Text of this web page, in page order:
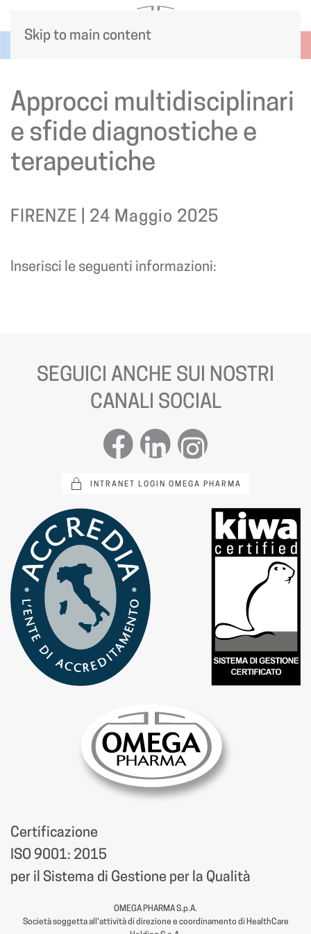
Skip to main content
Approcci multidisciplinari
e sfide diagnostiche e
terapeutiche
FIRENZE | 24 Maggio 2025
Inserisci le seguenti informazioni:
SEGUICI ANCHE SUI NOSTRI
CANALI SOCIAL
INTRANET LOGIN OMEGA PHARMA
Certificazione
ISO 9001: 2015
per il Sistema di Gestione per la Qualità
OMEGA PHARMA S.p.A.
Società soggetta all'attività di direzione e coordinamento di HealthCare